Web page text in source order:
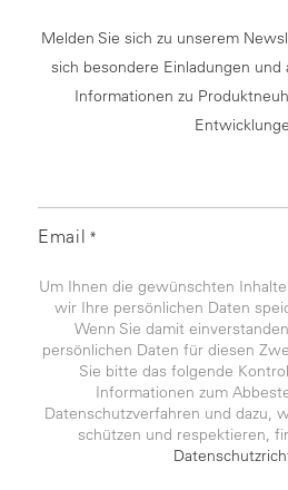
Melden Sie sich zu unserem
sich besondere Einladungen
Informationen zu
Email *
Um Ihnen die gewünschten
wir Ihre persönlichen Daten
Wenn Sie damit
persönlichen Daten für diesen
Sie bitte das folgende
Informationen zum
Datenschutzverfahren und dazu,
schützen und respektieren,